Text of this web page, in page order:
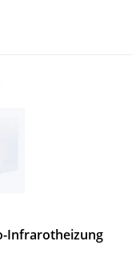
Infrarotheizung